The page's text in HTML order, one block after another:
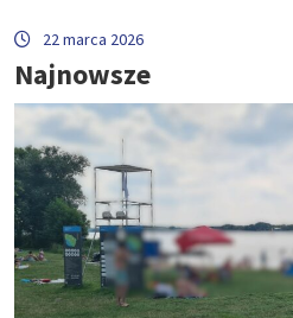
22 marca 2026
Najnowsze